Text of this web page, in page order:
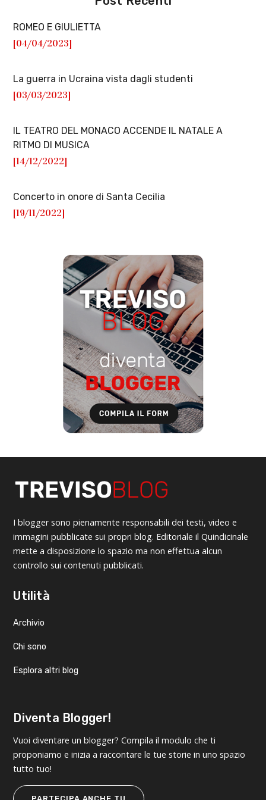
ROMEO E GIULIETTA
[04/04/2023]
La guerra in Ucraina vista dagli studenti
[03/03/2023]
IL TEATRO DEL MONACO ACCENDE IL NATALE A
RITMO DI MUSICA
[14/12/2022]
Concerto in onore di Santa Cecilia
[19/11/2022]
I blogger sono pienamente responsabili dei testi, video e
immagini pubblicate sui propri blog. Editoriale il Quindicinale
mette a disposizione lo spazio ma non effettua alcun
controllo sui contenuti pubblicati.
Utilità
Archivio
Chi sono
Esplora altri blog
Diventa Blogger!
Vuoi diventare un blogger? Compila il modulo che ti
proponiamo e inizia a raccontare le tue storie in uno spazio
tutto tuo!